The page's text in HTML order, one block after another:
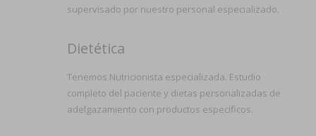
supervisado por nuestro personal especializado.
Dietética
Tenemos Nutricionista especializada. Estudio
completo del paciente y dietas personalizadas de
adelgazamiento con productos específicos.